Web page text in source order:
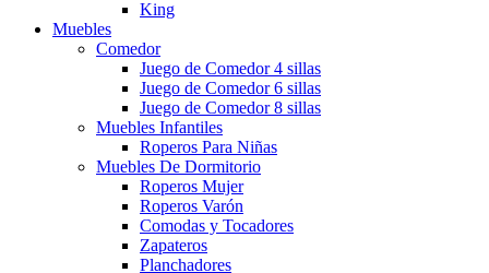
King
Muebles
Comedor
Juego de Comedor 4 sillas
Juego de Comedor 6 sillas
Juego de Comedor 8 sillas
Muebles Infantiles
Roperos Para Niñas
Muebles De Dormitorio
Roperos Mujer
Roperos Varón
Comodas y Tocadores
Zapateros
Planchadores